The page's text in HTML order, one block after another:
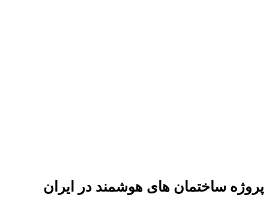
پروژه ساختمان های هوشمند در ایران